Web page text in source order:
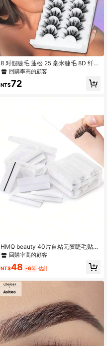
8 对假睫毛 蓬松 25 毫米睫毛 8D 纤细
睫毛套装 戏剧性纤长浓密睫毛
回購率高的顧客
NT$72
HMQ beauty 40片自粘无胶睫毛贴，
适用于孕妇和儿童，假睫毛化妆工具
回購率高的顧客
NT$48 -6% 估計